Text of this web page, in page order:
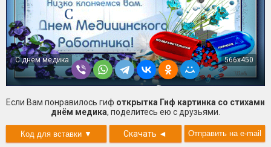
С днем медика 566x450
Если Вам понравилось гиф открытка Гиф картинка со стихами
днём медика, поделитесь ею с друзьями.
Скачать ◄